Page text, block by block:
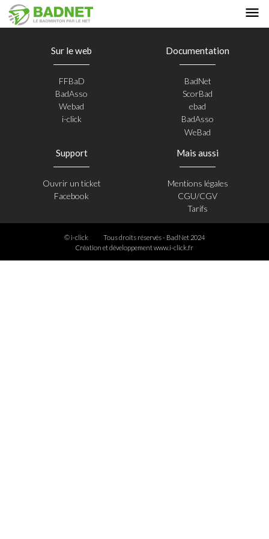
Sur le web
FFBaD
BadAsso
Webad
i-click
Documentation
BadNet
ScorBad
ebad
BadAsso
WeBad
Support
Ouvrir un ticket
Facebook
Mais aussi
Mentions légales
CGU/CGV
Tarifs
© i-click
Tous droits réservés - BadNet 2024
Création et développementwww.i-click.fr